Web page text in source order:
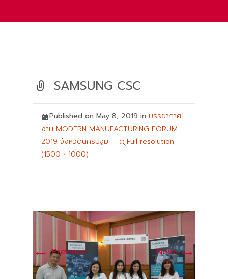
SAMSUNG CSC
Published on May 8, 2019 in บรรยากาศ
งาน MODERN MANUFACTURING FORUM
2019 จังหวัดนครปฐม
Full resolution
(1500 × 1000)
← Previous Next→